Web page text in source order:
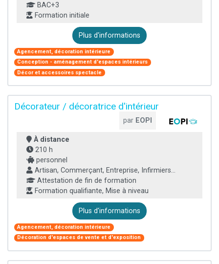
BAC+3
Formation initiale
Plus d'informations
Agencement, décoration intérieure
Conception - aménagement d'espaces intérieurs
Décor et accessoires spectacle
Décorateur / décoratrice d'intérieur
par EOPI
À distance
210 h
personnel
Artisan, Commerçant, Entreprise, Infirmiers...
Attestation de fin de formation
Formation qualifiante, Mise à niveau
Plus d'informations
Agencement, décoration intérieure
Décoration d'espaces de vente et d'exposition